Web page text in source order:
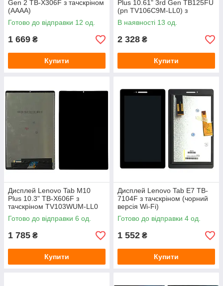
Gen 2 TB-X306F з тачскріном
(AAAA)
Готово до відправки 12 од.
1 669 ₴
Купити
Plus 10.61" 3rd Gen TB125FU
(pn TV106C9M-LL0) з
тачскріном (оригінал Китай)
В наявності 13 од.
2 328 ₴
Купити
Дисплей Lenovo Tab M10
Plus 10.3" TB-X606F з
тачскріном TV103WUM-LL0
(AAAA)
Готово до відправки 6 од.
1 785 ₴
Купити
Дисплей Lenovo Tab E7 TB-
7104F з тачскріном (чорний
версія Wi-Fi)
Готово до відправки 4 од.
1 552 ₴
Купити